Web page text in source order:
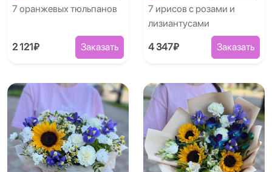
7 оранжевых тюльпанов
2 121₽ Заказать
7 ирисов с розами и
лизиантусами
4 347₽ Заказать